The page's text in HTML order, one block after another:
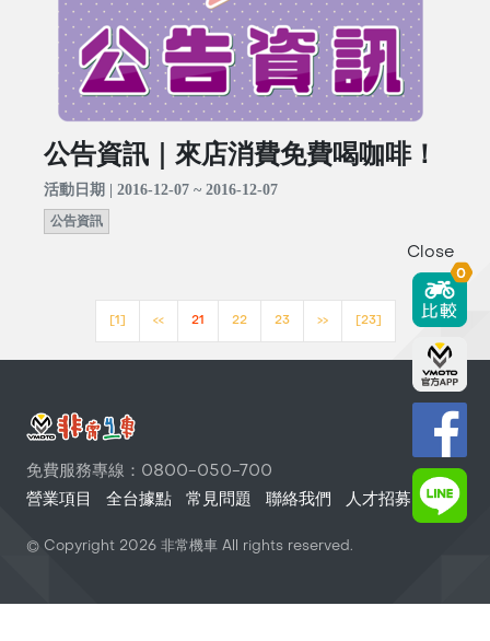
公告資訊｜來店消費免費喝咖啡！
活動日期 | 2016-12-07 ~ 2016-12-07
公告資訊
[1] << 21 22 23 >> [23]
免費服務專線：0800-050-700
營業項目
全台據點 常見問題 聯絡我們 人才招募
© Copyright 2026 非常機車 All rights reserved.
Close
0